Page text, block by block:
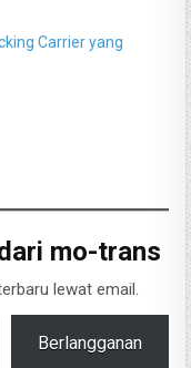
Carrier yang
mo-trans
lewat email.
Berlangganan